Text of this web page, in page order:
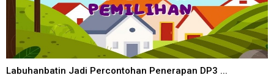
Labuhanbatin Jadi Percontohan Penerapan DP3 ...